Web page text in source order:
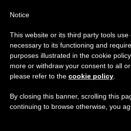
Notice
This website or its third party tools use
necessary to its functioning and
purposes illustrated in the cookie
more or withdraw your consent to all
please refer to the cookie policy
By closing this banner, scrolling this
continuing to browse otherwise, you